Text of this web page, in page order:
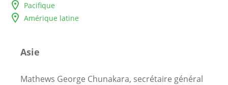
Pacifique
Amérique latine
Asie
Mathews George Chunakara, secrétaire général